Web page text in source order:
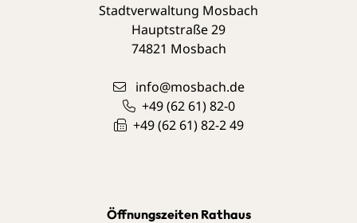
Stadtverwaltung Mosbach
Hauptstraße 29
74821 Mosbach
info@mosbach.de
+49 (62 61) 82-0
+49 (62 61) 82-2 49
Öffnungszeiten Rathaus